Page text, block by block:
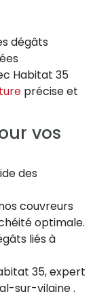
dégâts
Habitat 35
précise et
vos
des
couvreurs
optimale.
liés à
35, expert
sur-vilaine .